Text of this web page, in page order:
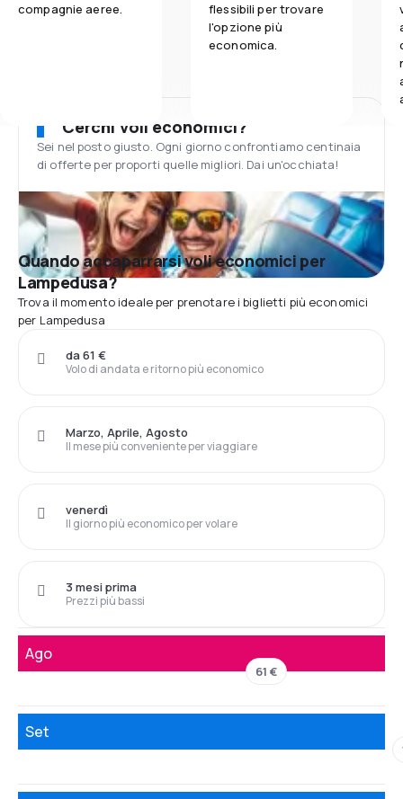
compagnie aeree.
flessibili per trovare
l'opzione più
economica.
Cerchi voli economici?
Sei nel posto giusto. Ogni giorno confrontiamo centinaia
di offerte per proporti quelle migliori. Dai un'occhiata!
Quando accaparrarsi voli economici per
Lampedusa?
Trova il momento ideale per prenotare i biglietti più economici
per Lampedusa
Volo di andata e ritorno più economico
da 61 €
Il mese più conveniente per viaggiare
Marzo, Aprile, Agosto
Il giorno più economico per volare
venerdì
Prezzi più bassi
3 mesi prima
Ago
61 €
Set